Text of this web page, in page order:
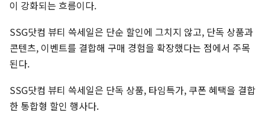
이 강화되는 흐름이다.
SSG닷컴 뷰티 쓱세일은 단순 할인에 그치지 않고, 단독 상품과
콘텐츠, 이벤트를 결합해 구매 경험을 확장했다는 점에서 주목
된다.
SSG닷컴 뷰티 쓱세일은 단독 상품, 타임특가, 쿠폰 혜택을 결합
한 통합형 할인 행사다.